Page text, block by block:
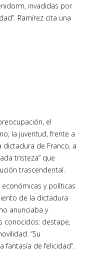
invadidas por
Ramírez cita una
el
la juventud, frente a
de Franco, a
tristeza” que
trascendental.
y políticas
de la dictadura
anunciaba y
conocidos: destape,
“Su
fantasía de felicidad”.